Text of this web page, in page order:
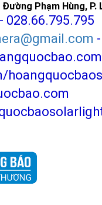
Phạm Hùng, P.
028.66.795.795
-